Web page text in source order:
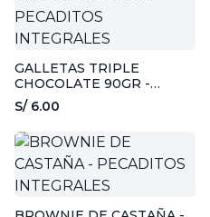
GALLETAS TRIPLE
CHOCOLATE 90GR -
PECADITOS INTEGRALES
S/ 6.00